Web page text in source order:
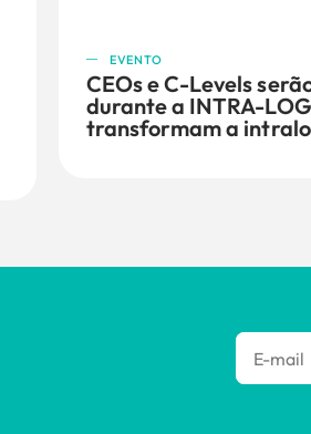
EVENTO
CEOs e C-Levels
durante a INTRA-
transformam a